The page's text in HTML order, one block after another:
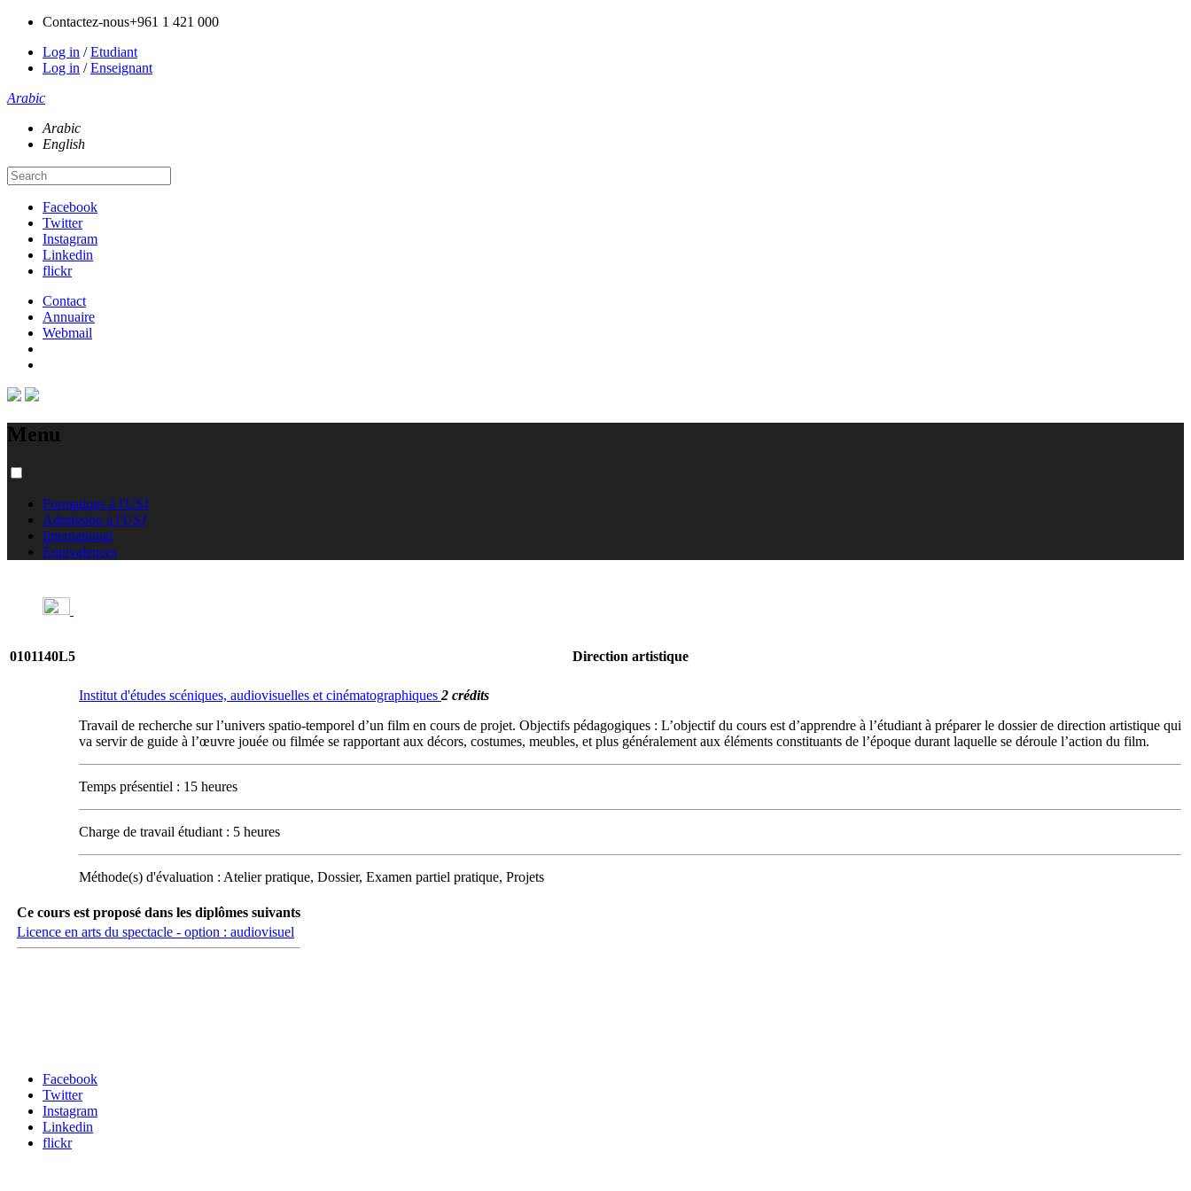
Contactez-nous+961 1 421 000
Log in /Etudiant
Log in /Enseignant
Arabic
Arabic
English
Facebook
Twitter
Instagram
Linkedin
flickr
Contact
Annuaire
Webmail
Menu
Formations à l'USJ
Admission à l'USJ
International
Équivalences
0101140L5 Direction artistique
Institut d'études scéniques, audiovisuelles et cinématographiques 2 crédits
Travail de recherche sur l’univers spatio-temporel d’un film en cours de projet. Objectifs pédagogiques : L’objectif du cours est d’apprendre à l’étudiant à préparer le dossier de direction artistique qui
va servir de guide à l’œuvre jouée ou filmée se rapportant aux décors, costumes, meubles, et plus généralement aux éléments constituants de l’époque durant laquelle se déroule l’action du film.
Temps présentiel : 15 heures
Charge de travail étudiant : 5 heures
Méthode(s) d'évaluation : Atelier pratique, Dossier, Examen partiel pratique, Projets
Ce cours est proposé dans les diplômes suivants
Licence en arts du spectacle - option : audiovisuel
Facebook
Twitter
Instagram
Linkedin
flickr